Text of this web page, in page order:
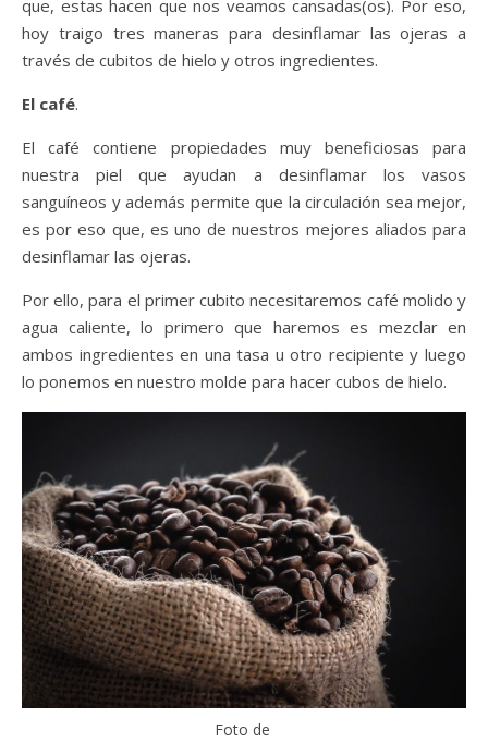
que, estas hacen que nos veamos cansadas(os). Por eso,
hoy traigo tres maneras para desinflamar las ojeras a
través de cubitos de hielo y otros ingredientes.
El café.
El café contiene propiedades muy beneficiosas para
nuestra piel que ayudan a desinflamar los vasos
sanguíneos y además permite que la circulación sea mejor,
es por eso que, es uno de nuestros mejores aliados para
desinflamar las ojeras.
Por ello, para el primer cubito necesitaremos café molido y
agua caliente, lo primero que haremos es mezclar en
ambos ingredientes en una tasa u otro recipiente y luego
lo ponemos en nuestro molde para hacer cubos de hielo.
Foto de